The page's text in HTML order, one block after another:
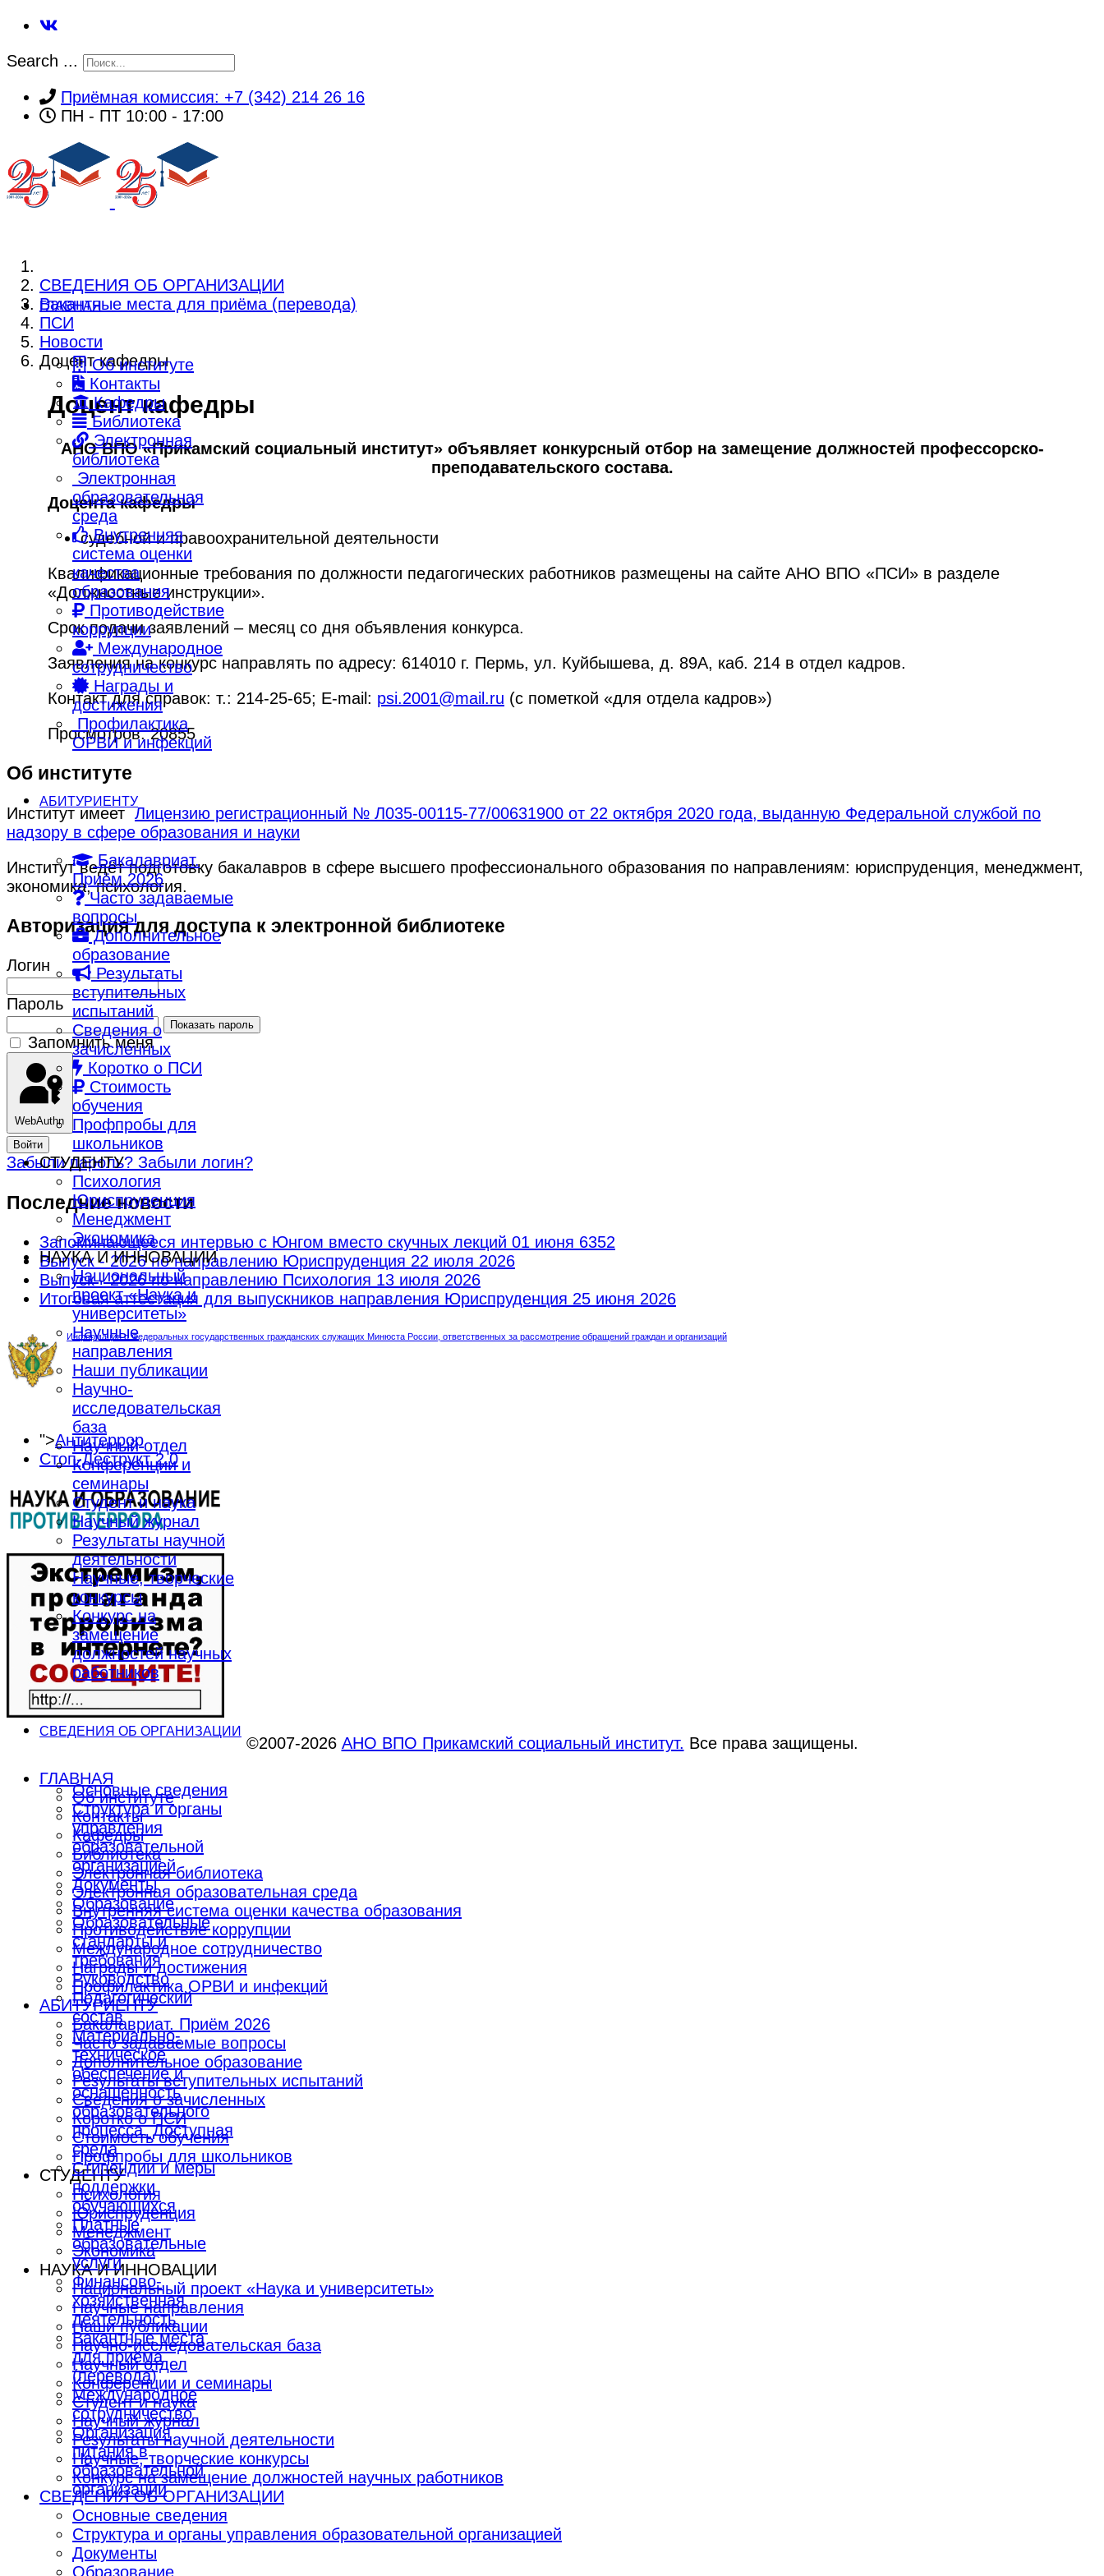
Search ...
Приёмная комиссия: +7 (342) 214 26 16
ПН - ПТ 10:00 - 17:00
ГЛАВНАЯ
Об институте
Контакты
Кафедры
Библиотека
Электронная
библиотека
Электронная
образовательная
среда
Внутренняя
система оценки
качества
образования
Противодействие
коррупции
Международное
сотрудничество
Награды и
достижения
Профилактика
ОРВИ и инфекций
АБИТУРИЕНТУ
Бакалавриат.
Приём 2026
Часто задаваемые
вопросы
Дополнительное
образование
Результаты
вступительных
испытаний
Сведения о
зачисленных
Коротко о ПСИ
Стоимость
обучения
Профпробы для
школьников
СТУДЕНТУ
Психология
Юриспруденция
Менеджмент
Экономика
НАУКА И ИННОВАЦИИ
Национальный
проект «Наука и
университеты»
Научные
направления
Наши публикации
Научно-
исследовательская
база
Научный отдел
Конференции и
семинары
Студент и наука
Научный журнал
Результаты научной
деятельности
Научные, творческие
конкурсы
Конкурс на
замещение
должностей научных
работников
СВЕДЕНИЯ ОБ ОРГАНИЗАЦИИ
Основные сведения
Структура и органы
управления
образовательной
организацией
Документы
Образование
Образовательные
стандарты и
требования
Руководство
Педагогический
состав
Материально-
техническое
обеспечение и
оснащенность
образовательного
процесса. Доступная
среда
Стипендии и меры
поддержки
обучающихся
Платные
образовательные
услуги
Финансово-
хозяйственная
деятельность
Вакантные места
для приёма
(перевода)
Международное
сотрудничество
Организация
питания в
образовательной
организации
СВЕДЕНИЯ ОБ ОРГАНИЗАЦИИ
Вакантные места для приёма (перевода)
ПСИ
Новости
Доцент кафедры
Доцент кафедры
АНО ВПО «Прикамский социальный институт» объявляет конкурсный отбор на замещение должностей профессорско-
преподавательского состава.
Доцента кафедры
судебной и правоохранительной деятельности
Квалификационные требования по должности педагогических работников размещены на сайте АНО ВПО «ПСИ» в разделе
«Должностные инструкции».
Срок подачи заявлений – месяц со дня объявления конкурса.
Заявления на конкурс направлять по адресу: 614010 г. Пермь, ул. Куйбышева, д. 89А, каб. 214 в отдел кадров.
Контакт для справок: т.: 214-25-65; E-mail: psi.2001@mail.ru (с пометкой «для отдела кадров»)
Просмотров: 20855
Об институте
Институт имеет Лицензию регистрационный № Л035-00115-77/00631900 от 22 октября 2020 года, выданную Федеральной службой по
надзору в сфере образования и науки
Институт ведёт подготовку бакалавров в сфере высшего профессионального образования по направлениям: юриспруденция, менеджмент,
экономика, психология.
Авторизация для доступа к электронной библиотеке
Логин
Пароль
Показать пароль
Запомнить меня
WebAuthn
Войти
Забыли пароль? Забыли логин?
Последние новости
Запоминающееся интервью с Юнгом вместо скучных лекций 01 июня 6352
Выпуск - 2026 по направлению Юриспруденция 22 июля 2026
Выпуск - 2026 по направлению Психология 13 июля 2026
Итоговая аттестация для выпускников направления Юриспруденция 25 июня 2026
Информация о Федеральных государственных гражданских служащих Минюста России, ответственных за рассмотрение обращений граждан и организаций
">Антитеррор
Стоп-Деструкт 2.0
©2007-2026 АНО ВПО Прикамский социальный институт. Все права защищены.
ГЛАВНАЯ
Об институте
Контакты
Кафедры
Библиотека
Электронная библиотека
Электронная образовательная среда
Внутренняя система оценки качества образования
Противодействие коррупции
Международное сотрудничество
Награды и достижения
Профилактика ОРВИ и инфекций
АБИТУРИЕНТУ
Бакалавриат. Приём 2026
Часто задаваемые вопросы
Дополнительное образование
Результаты вступительных испытаний
Сведения о зачисленных
Коротко о ПСИ
Стоимость обучения
Профпробы для школьников
СТУДЕНТУ
Психология
Юриспруденция
Менеджмент
Экономика
НАУКА И ИННОВАЦИИ
Национальный проект «Наука и университеты»
Научные направления
Наши публикации
Научно-исследовательская база
Научный отдел
Конференции и семинары
Студент и наука
Научный журнал
Результаты научной деятельности
Научные, творческие конкурсы
Конкурс на замещение должностей научных работников
СВЕДЕНИЯ ОБ ОРГАНИЗАЦИИ
Основные сведения
Структура и органы управления образовательной организацией
Документы
Образование